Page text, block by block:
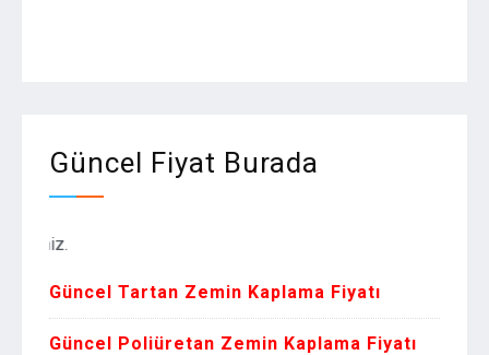
Güncel Fiyat Burada
Güncel Tartan Zemin Kaplama Fiyatı
Güncel Poliüretan Zemin Kaplama Fiyatı